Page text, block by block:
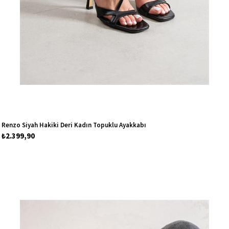
Renzo Siyah Hakiki Deri Kadın Topuklu Ayakkabı
₺2.399,90